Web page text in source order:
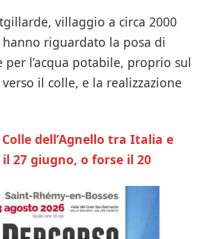
villaggio a circa 2000
riguardato la posa di
l’acqua potabile, proprio sul
il colle, e la realizzazione
Colle dell’Agnello tra Italia e
27 giugno, o forse il 20